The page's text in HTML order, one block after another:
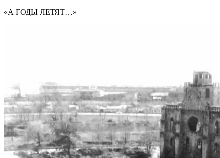
«А ГОДЫ ЛЕТЯТ…»